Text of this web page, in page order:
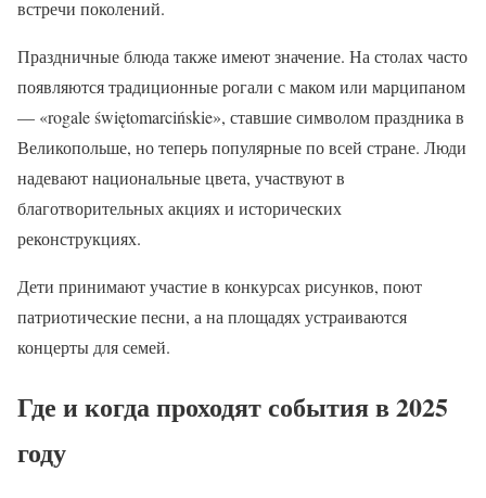
встречи поколений.
Праздничные блюда также имеют значение. На столах часто
появляются традиционные рогали с маком или марципаном
— «rogale świętomarcińskie», ставшие символом праздника в
Великопольше, но теперь популярные по всей стране. Люди
надевают национальные цвета, участвуют в
благотворительных акциях и исторических
реконструкциях.
Дети принимают участие в конкурсах рисунков, поют
патриотические песни, а на площадях устраиваются
концерты для семей.
Где и когда проходят события в 2025
году